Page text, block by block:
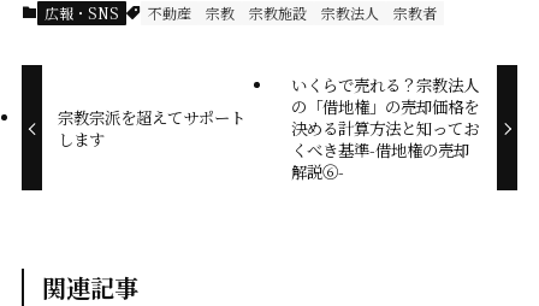
i
n
広報・SNS 不動産 宗教 宗教施設 宗教法人 宗教者
宗教宗派を超えてサポート
します
いくらで売れる？宗教法人
の「借地権」の売却価格を
決める計算方法と知ってお
くべき基準-借地権の売却
解説⑥-
関連記事